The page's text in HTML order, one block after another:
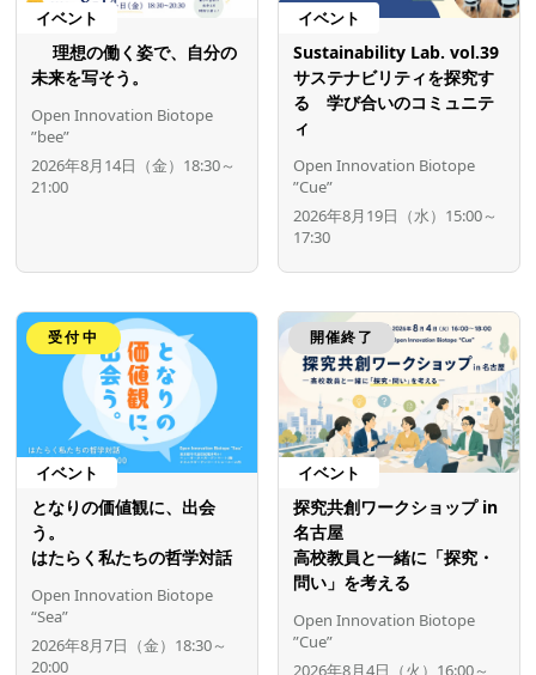
イベント
理想の働く姿で、自分の
未来を写そう。
Open Innovation Biotope
”bee”
2026年8月14日（金）18:30～
21:00
イベント
Sustainability Lab. vol.39
サステナビリティを探究す
る 学び合いのコミュニテ
ィ
Open Innovation Biotope
”Cue”
2026年8月19日（水）15:00～
17:30
受付中
イベント
となりの価値観に、出会
う。
はたらく私たちの哲学対話
Open Innovation Biotope
“Sea”
2026年8月7日（金）18:30～
20:00
開催終了
イベント
探究共創ワークショップ in
名古屋
高校教員と一緒に「探究・
問い」を考える
Open Innovation Biotope
”Cue”
2026年8月4日（火）16:00～